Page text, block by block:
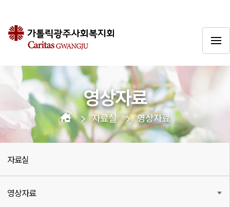
영상자료
자료실 영상자료
자료실
영상자료